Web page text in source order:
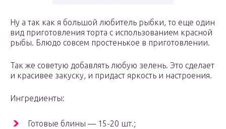
Ну а так как я большой любитель рыбки, то еще один
вид приготовления торта с использованием красной
рыбы. Блюдо совсем простенькое в приготовлении.
Так же советую добавлять любую зелень. Это сделает
и красивее закуску, и придаст яркость и настроения.
Ингредиенты:
Готовые блины — 15-20 шт.;